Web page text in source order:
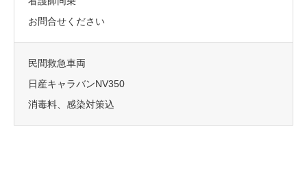
お問合せください
民間救急車両
日産キャラバンNV350
消毒料、感染対策込